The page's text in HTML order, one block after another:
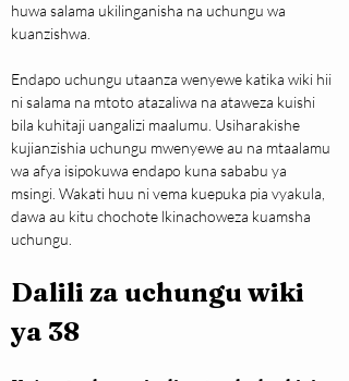
huwa salama ukilinganisha na uchungu wa
kuanzishwa.
Endapo uchungu utaanza wenyewe katika wiki hii
ni salama na mtoto atazaliwa na ataweza kuishi
bila kuhitaji uangalizi maalumu. Usiharakishe
kujianzishia uchungu mwenyewe au na mtaalamu
wa afya isipokuwa endapo kuna sababu ya
msingi. Wakati huu ni vema kuepuka pia vyakula,
dawa au kitu chochote lkinachoweza kuamsha
uchungu.
Dalili za uchungu wiki
ya 38